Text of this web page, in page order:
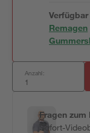
Verfügbar
Remagen
Anzahl:
Fragen zum
Sofort-